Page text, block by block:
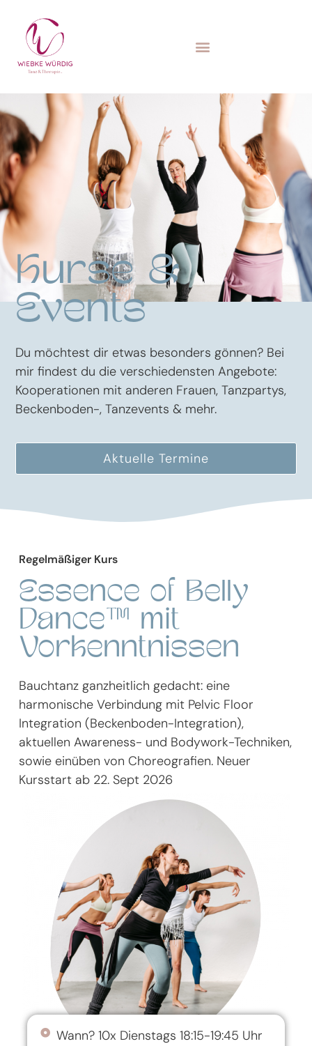
Kurse &
Events
Du möchtest dir etwas besonders gönnen? Bei
mir findest du die verschiedensten Angebote:
Kooperationen mit anderen Frauen, Tanzpartys,
Beckenboden-, Tanzevents & mehr.
Aktuelle Termine
Regelmäßiger Kurs
Essence of Belly
Dance™ mit
Vorkenntnissen
Bauchtanz ganzheitlich gedacht: eine
harmonische Verbindung mit Pelvic Floor
Integration (Beckenboden-Integration),
aktuellen Awareness- und Bodywork-Techniken,
sowie einüben von Choreografien. Neuer
Kursstart ab 22. Sept 2026
Wann? 10x Dienstags 18:15-19:45 Uhr